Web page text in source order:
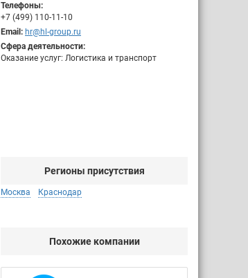
Телефоны:
+7 (499) 110-11-10
Email: hr@hl-group.ru
Сфера деятельности:
Оказание услуг: Логистика и транспорт
Регионы присутствия
Москва Краснодар
Похожие компании